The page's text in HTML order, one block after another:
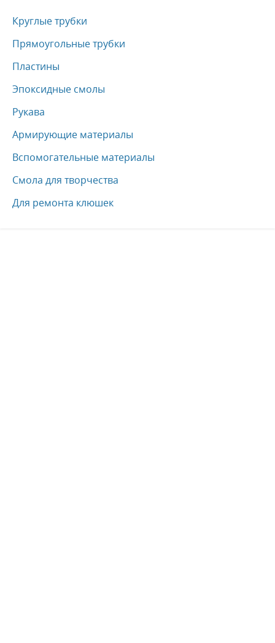
Круглые трубки
Прямоугольные трубки
Пластины
Эпоксидные смолы
Рукава
Армирующие материалы
Вспомогательные материалы
Смола для творчества
Для ремонта клюшек